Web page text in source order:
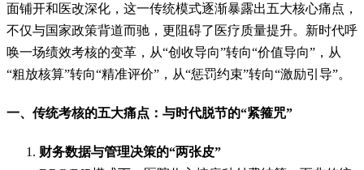
面铺开和医改深化，这一传统模式逐渐暴露出五大核心痛点，
不仅与国家政策背道而驰，更阻碍了医疗质量提升。新时代呼
唤一场绩效考核的变革，从“创收导向”转向“价值导向”，从
“粗放核算”转向“精准评价”，从“惩罚约束”转向“激励引导”。
一、传统考核的五大痛点：与时代脱节的“紧箍咒”
财务数据与管理决策的“两张皮”